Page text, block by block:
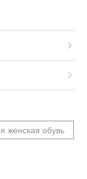
женская обувь